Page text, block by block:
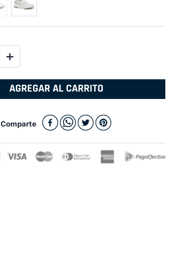
＋
AGREGAR AL CARRITO
Comparte